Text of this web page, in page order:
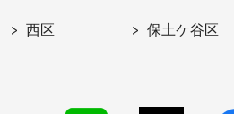
西区 保土ケ谷区